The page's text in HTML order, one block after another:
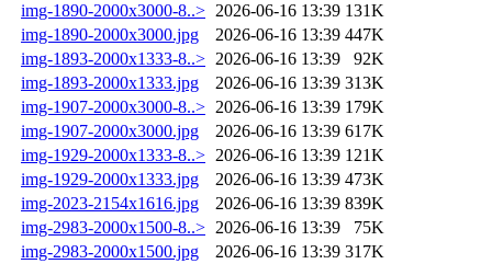
img-1890-2000x3000-8..> 2026-06-16 13:39 131K
img-1890-2000x3000.jpg
2026-06-16 13:39 447K
img-1893-2000x1333-8..> 2026-06-16 13:39
92K
img-1893-2000x1333.jpg
2026-06-16 13:39 313K
img-1907-2000x3000-8..> 2026-06-16 13:39 179K
img-1907-2000x3000.jpg
2026-06-16 13:39 617K
img-1929-2000x1333-8..> 2026-06-16 13:39 121K
img-1929-2000x1333.jpg
2026-06-16 13:39 473K
img-2023-2154x1616.jpg
2026-06-16 13:39 839K
img-2983-2000x1500-8..> 2026-06-16 13:39
75K
img-2983-2000x1500.jpg
2026-06-16 13:39 317K